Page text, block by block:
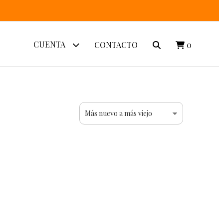
CUENTA CONTACTO 0